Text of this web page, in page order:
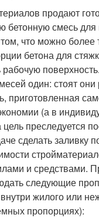
продают
бетонную смесь для
что можно более
бетона для
один: стоят они
приготовленная
(а в
цель преследуется
сделать заливку
и средствами.
следующие
жилого или
пропорциях):